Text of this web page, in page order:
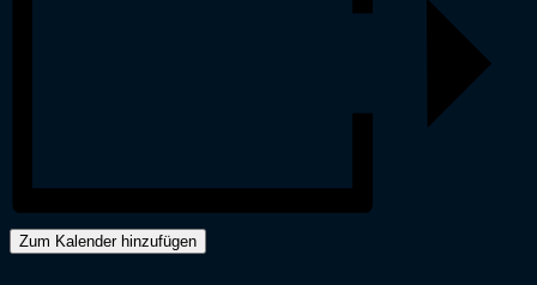
Zum Kalender hinzufügen